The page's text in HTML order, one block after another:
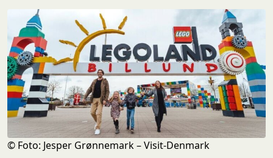
© Foto: Jesper Grønnemark – Visit-Denmark